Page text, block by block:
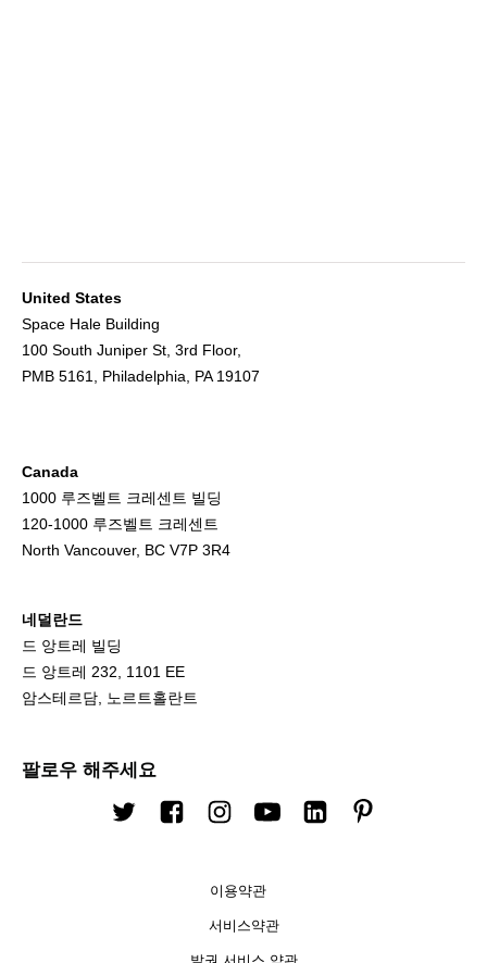
United States
Space Hale Building
100 South Juniper St, 3rd Floor,
PMB 5161, Philadelphia, PA 19107
Canada
1000 루즈벨트 크레센트 빌딩
120-1000 루즈벨트 크레센트
North Vancouver, BC V7P 3R4
네덜란드
드 앙트레 빌딩
드 앙트레 232, 1101 EE
암스테르담, 노르트홀란트
팔로우 해주세요
트위터Facebook인스타그램
유튜브링크드 인
이용약관
서비스약관